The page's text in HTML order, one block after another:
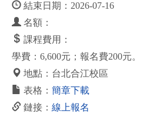
結束日期：2026-07-16
名額：
課程費用：
學費：6,600元；報名費200元。
地點：台北合江校區
表格： 簡章下載
鏈接： 線上報名